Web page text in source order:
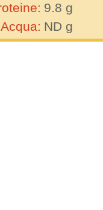
9.8 g
Acqua: ND g